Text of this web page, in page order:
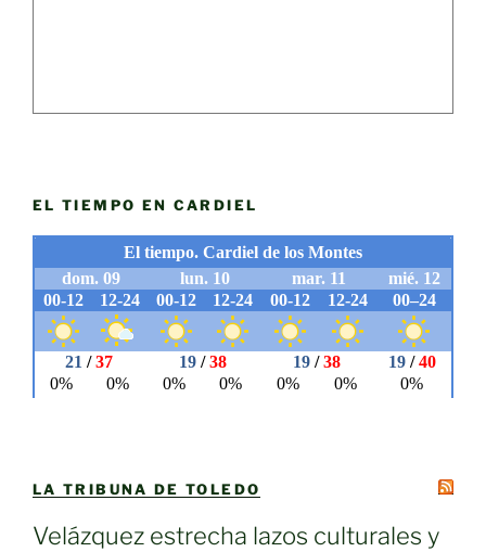
EL TIEMPO EN CARDIEL
LA TRIBUNA DE TOLEDO
Velázquez estrecha lazos culturales y